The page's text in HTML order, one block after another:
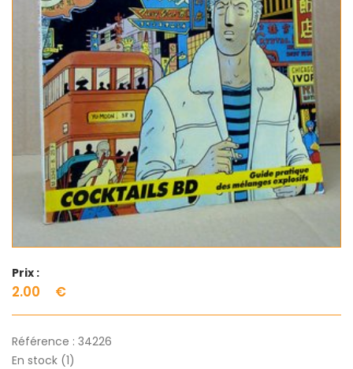
Prix :
2.00 €
Référence : 34226
En stock (1)